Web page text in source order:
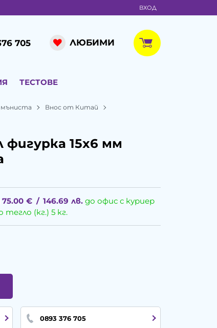
ВХОД
705 ЛЮБИМИ
ТЕСТОВЕ
мъниста
Внос от Китай
15x6 мм
75.00 € / 146.69 лв. до офис с куриер
(кг.) 5 кг.
0893 376 705